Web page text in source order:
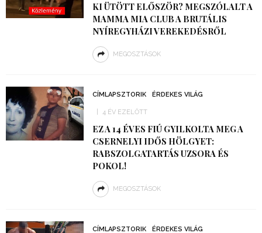
KI ÜTÖTT ELŐSZÖR? MEGSZÓLALT A
MAMMA MIA CLUB A BRUTÁLIS
NYÍREGYHÁZI VEREKEDÉSRŐL
MEGOSZTÁSOK
CÍMLAPSZTORIK ÉRDEKES VILÁG
4 ÉV EZELŐTT
EZ A 14 ÉVES FIÚ GYILKOLTA MEG A
CSERNELYI IDŐS HÖLGYET:
RABSZOLGATARTÁS UZSORA ÉS
POKOL!
MEGOSZTÁSOK
CÍMLAPSZTORIK ÉRDEKES VILÁG